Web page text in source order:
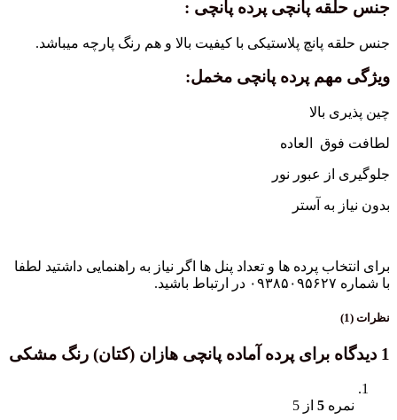
جنس حلقه پانچی پرده پانچی :
جنس حلقه پانچ پلاستیکی با کیفیت بالا و هم رنگ پارچه میباشد.
ویژگی مهم پرده پانچی مخمل:
چین پذیری بالا
لطافت فوق العاده
جلوگیری از عبور نور
بدون نیاز به آستر
برای انتخاب پرده ها و تعداد پنل ها اگر نیاز به راهنمایی داشتید لطفا
با شماره ۰۹۳۸۵۰۹۵۶۲۷ در ارتباط باشید.
نظرات (1)
1 دیدگاه برای پرده آماده پانچی هازان (کتان) رنگ مشکی
نمره5 از 5